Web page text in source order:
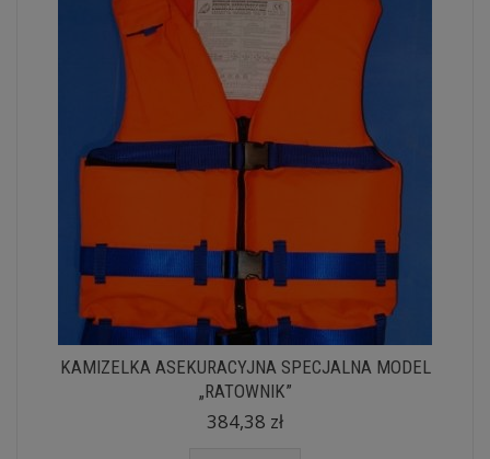
KAMIZELKA ASEKURACYJNA SPECJALNA MODEL
„RATOWNIK”
384,38 zł